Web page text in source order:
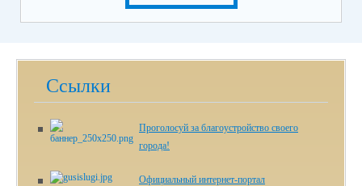
Ссылки
Проголосуй за благоустройство своего
города!
Официальный интернет-портал